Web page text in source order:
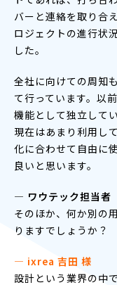
バーと連絡を取り合
ロジェクトの進行状
した。
全社に向けての周知
て行っています。以
機能として独立して
現在はあまり利用し
化に合わせて自由に
良いと思います。
― ワウテック担当者
そのほか、何か別の
りますでしょうか？
― ixrea 吉田 様
設計という業界の中